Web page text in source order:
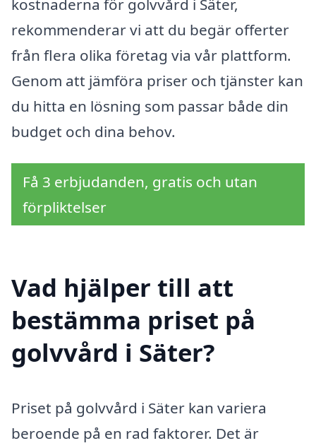
kostnaderna för golvvård i Säter,
rekommenderar vi att du begär offerter
från flera olika företag via vår plattform.
Genom att jämföra priser och tjänster kan
du hitta en lösning som passar både din
budget och dina behov.
Få 3 erbjudanden, gratis och utan
förpliktelser
Vad hjälper till att
bestämma priset på
golvvård i Säter?
Priset på golvvård i Säter kan variera
beroende på en rad faktorer. Det är